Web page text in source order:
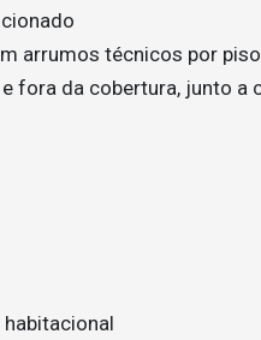
arrumos técnicos por
fora da cobertura, junto a